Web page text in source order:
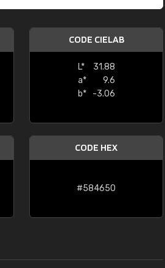
CODE CIELAB
L*
31.88
a*
9.6
b*
-3.06
CODE HEX
#584650
site ne permet pas de voir clairement
sont les produits disponibles. Il y a plusieurs
de couleurs: Classic, Design, etc.
comprend pas qui est quoi. La livraison s'est
bien passé et le produit reçu me convient."